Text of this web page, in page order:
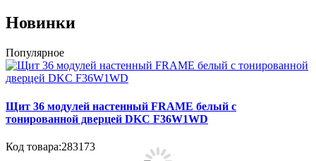
Новинки
Популярное
Щит 36 модулей настенный FRAME белый с
тонированной дверцей DKC F36W1WD
Код товара:283173